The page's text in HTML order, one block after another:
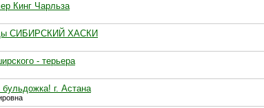
Кинг Чарльза
СИБИРСКИЙ ХАСКИ
- терьера
г. Астана